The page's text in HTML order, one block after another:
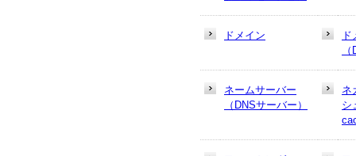
ドメイン
ネームサーバー
（DNSサーバー）
ネ
シ